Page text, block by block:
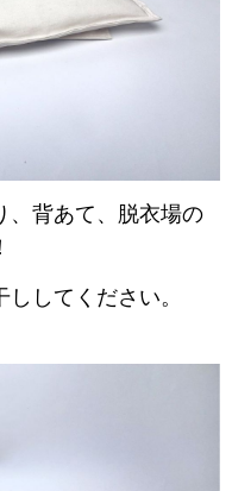
背あて、 脱衣場の
してください。